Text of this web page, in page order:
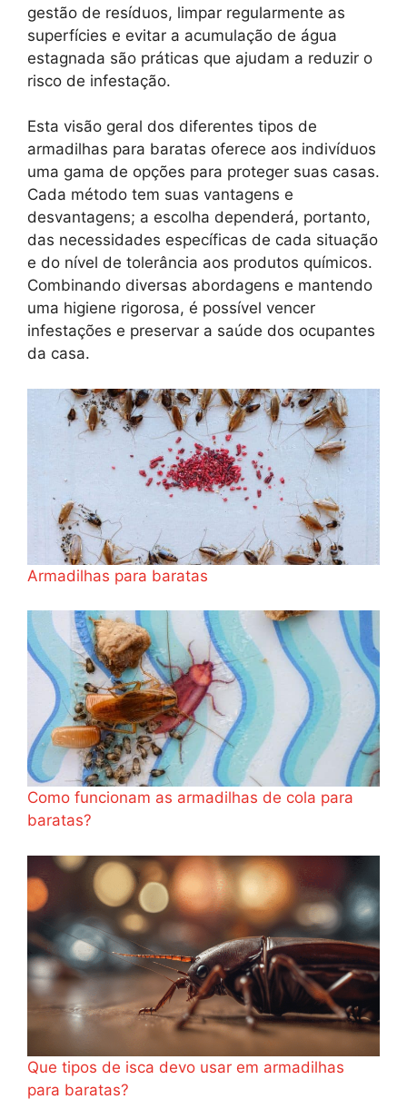
gestão de resíduos, limpar regularmente as
superfícies e evitar a acumulação de água
estagnada são práticas que ajudam a reduzir o
risco de infestação.
Esta visão geral dos diferentes tipos de
armadilhas para baratas oferece aos indivíduos
uma gama de opções para proteger suas casas.
Cada método tem suas vantagens e
desvantagens; a escolha dependerá, portanto,
das necessidades específicas de cada situação
e do nível de tolerância aos produtos químicos.
Combinando diversas abordagens e mantendo
uma higiene rigorosa, é possível vencer
infestações e preservar a saúde dos ocupantes
da casa.
Armadilhas para baratas
Como funcionam as armadilhas de cola para
baratas?
Que tipos de isca devo usar em armadilhas
para baratas?